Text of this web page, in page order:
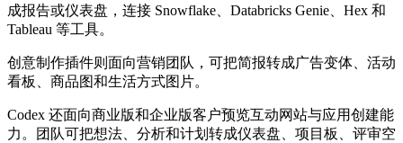
成报告或仪表盘，连接 Snowflake、Databricks Genie、Hex 和
Tableau 等工具。
创意制作插件则面向营销团队，可把简报转成广告变体、活动
看板、商品图和生活方式图片。
Codex 还面向商业版和企业版客户预览互动网站与应用创建能
力。团队可把想法、分析和计划转成仪表盘、项目板、评审空